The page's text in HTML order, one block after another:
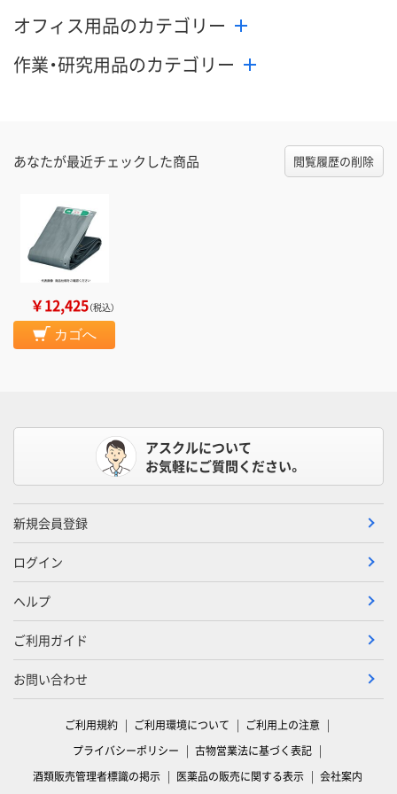
オフィス用品のカテゴリー
作業・研究用品のカテゴリー
あなたが最近チェックした商品 閲覧履歴の削除
￥12,425（税込）
カゴへ
アスクルについて
お気軽にご質問ください。
新規会員登録
ログイン
ヘルプ
ご利用ガイド
お問い合わせ
ご利用規約 ご利用環境について
ご利用上の注意
プライバシーポリシー
古物営業法に基づく表記
酒類販売管理者標識の掲示
医薬品の販売に関する表示 会社案内